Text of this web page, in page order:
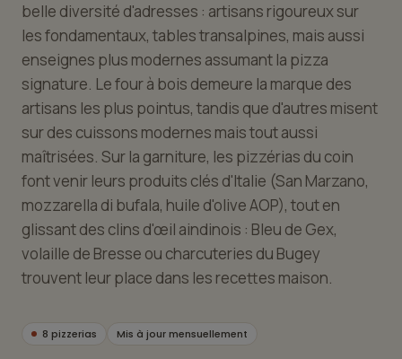
belle diversité d'adresses : artisans rigoureux sur
les fondamentaux, tables transalpines, mais aussi
enseignes plus modernes assumant la pizza
signature. Le four à bois demeure la marque des
artisans les plus pointus, tandis que d'autres misent
sur des cuissons modernes mais tout aussi
maîtrisées. Sur la garniture, les pizzérias du coin
font venir leurs produits clés d'Italie (San Marzano,
mozzarella di bufala, huile d'olive AOP), tout en
glissant des clins d'œil aindinois : Bleu de Gex,
volaille de Bresse ou charcuteries du Bugey
trouvent leur place dans les recettes maison.
8 pizzerias Mis à jour mensuellement